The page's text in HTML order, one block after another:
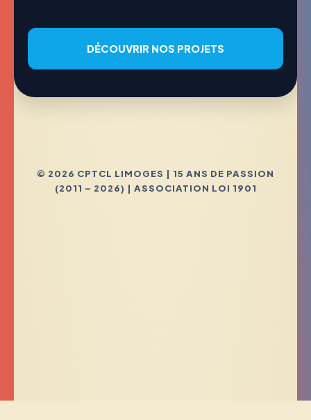
DÉCOUVRIR NOS PROJETS
© 2026 CPTCL LIMOGES | 15 ANS DE PASSION
(2011 – 2026) | ASSOCIATION LOI 1901